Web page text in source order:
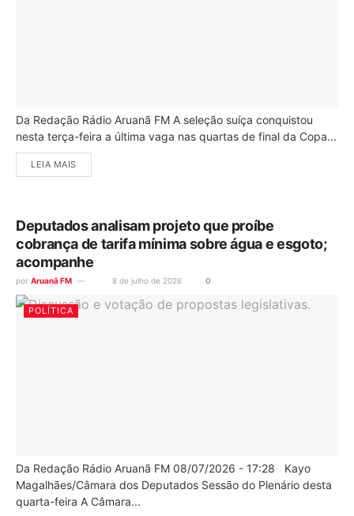
Da Redação Rádio Aruanã FM A seleção suíça conquistou
nesta terça-feira a última vaga nas quartas de final da Copa...
LEIA MAIS
Deputados analisam projeto que proíbe
cobrança de tarifa mínima sobre água e esgoto;
acompanhe
por Aruanã FM 8 de julho de 2026 0
POLÍTICA
Da Redação Rádio Aruanã FM 08/07/2026 - 17:28 Kayo
Magalhães/Câmara dos Deputados Sessão do Plenário desta
quarta-feira A Câmara...